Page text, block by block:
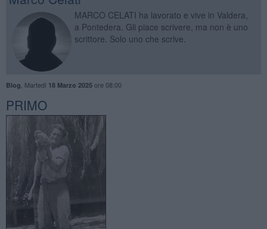
MARCO CELATI ha lavorato e vive in Valdera,
a Pontedera. Gli piace scrivere, ma non è uno
scrittore. Solo uno che scrive.
Blog Martedì 18 Marzo 2025ore 08:00
PRIMO